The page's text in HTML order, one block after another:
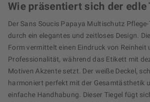
Wie präsentiert sich der edle
Der Sans Soucis Papaya Multischutz
durch ein elegantes und zeitloses Design.
Form vermittelt einen Eindruck von Reinheit
Professionalität, während das Etikett mit
Motiven Akzente setzt. Der weiße Deckel,
harmoniert perfekt mit der Gesamtästhetik
einfache Handhabung. Dieser Tiegel fügt